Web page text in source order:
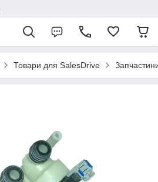
Товари для SalesDrive